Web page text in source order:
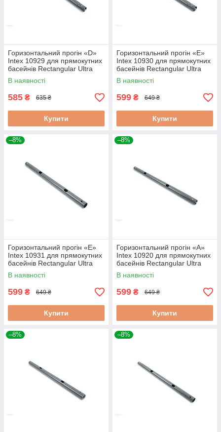
Горизонтальний прогін «D»
Intex 10929 для прямокутних
басейнів Rectangular Ultra
XTR Frame (732х366х132 см)
В наявності
585 ₴ 635 ₴
Купити
Горизонтальний прогін «E»
Intex 10930 для прямокутних
басейнів Rectangular Ultra
XTR Frame (732х366х132 см)
В наявності
599 ₴ 649 ₴
Купити
–8%
Горизонтальний прогін «Е»
Intex 10931 для прямокутних
басейнів Rectangular Ultra
XTR Frame (975х488х132 см)
В наявності
599 ₴ 649 ₴
Купити
–8%
Горизонтальний прогін «А»
Intex 10920 для прямокутних
басейнів Rectangular Ultra
XTR Frame (732х366х132 см)
В наявності
599 ₴ 649 ₴
Купити
–8% –8%